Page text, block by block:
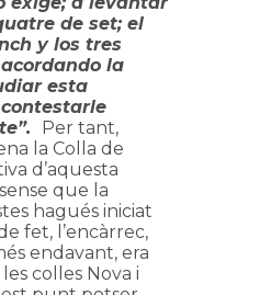
de set; el
y los tres
la
esta
Per tant,
la Colla de
d’aquesta
que la
hagués iniciat
fet, l’encàrrec,
endavant, era
colles Nova i